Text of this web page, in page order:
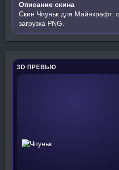
Описание скина
Скин Чпуньк для Майнкрафт:
загрузка PNG.
3D ПРЕВЬЮ